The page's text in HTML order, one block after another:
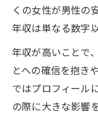
くの女性が男性の
年収は単なる数字
年収が高いことで
とへの確信を抱き
ではプロフィール
の際に大きな影響